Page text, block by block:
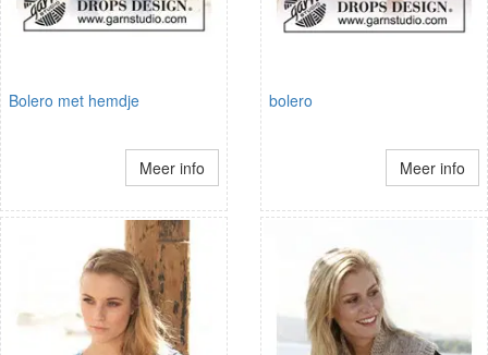
Bolero met hemdje
Meer info
bolero
Meer info